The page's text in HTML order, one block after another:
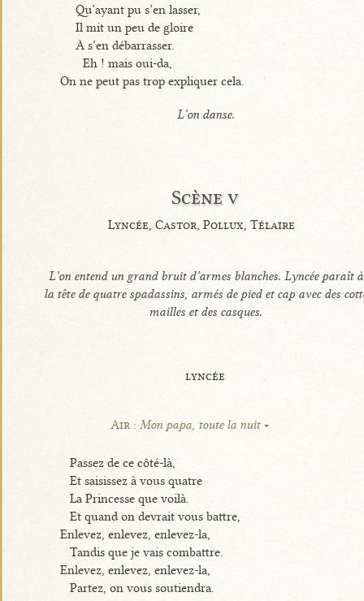
Qu’ayant pu s’en lasser,
Il mit un peu de gloire
À s’en débarrasser.
Eh ! mais oui-da,
On ne peut pas trop expliquer cela.
L’on danse.
Scène v
Lyncée, Castor, Pollux, Télaïre
L’on entend un grand bruit d’armes blanches. Lyncée paraît à
la tête de quatre spadassins, armés de pied et cap avec des
mailles et des casques.
lyncée
Air : Mon papa, toute la nuit
Passez de ce côté-là,
Et saisissez à vous quatre
La Princesse que voilà.
Et quand on devrait vous battre,
Enlevez, enlevez, enlevez-la,
Tandis que je vais combattre.
Enlevez, enlevez, enlevez-la,
Partez, on vous soutiendra.